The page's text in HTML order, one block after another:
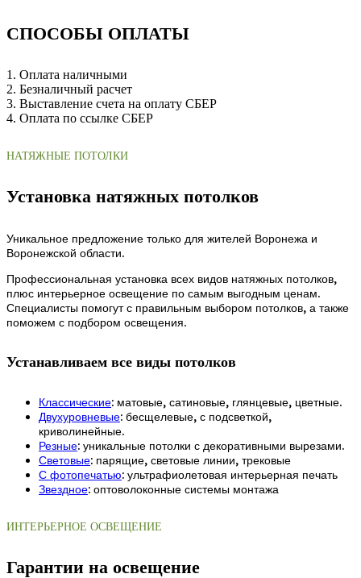
СПОСОБЫ ОПЛАТЫ
1. Оплата наличными
2. Безналичный расчет
3. Выставление счета на оплату СБЕР
4. Оплата по ссылке СБЕР
НАТЯЖНЫЕ ПОТОЛКИ
Установка натяжных потолков
Уникальное предложение только для жителей Воронежа и
Воронежской области.
Профессиональная установка всех видов натяжных потолков,
плюс интерьерное освещение по самым выгодным ценам.
Специалисты помогут с правильным выбором потолков, а также
поможем с подбором освещения.
Устанавливаем все виды потолков
Классические: матовые, сатиновые, глянцевые, цветные.
Двухуровневые: бесщелевые, с подсветкой,
криволинейные.
Резные: уникальные потолки с декоративными вырезами.
Световые: парящие, световые линии, трековые
С фотопечатью: ультрафиолетовая интерьерная печать
Звездное: оптоволоконные системы монтажа
ИНТЕРЬЕРНОЕ ОСВЕЩЕНИЕ
Гарантии на освещение